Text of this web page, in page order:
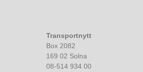
Transportnytt
Box 2082
169 02 Solna
08-514 934 00